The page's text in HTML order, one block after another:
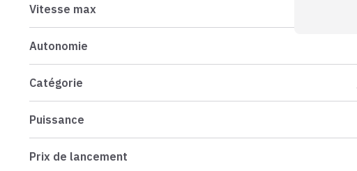
Vitesse max
Autonomie
Catégorie
Puissance
Prix de lancement